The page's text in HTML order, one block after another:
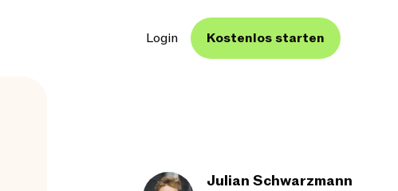
Login Kostenlos starten
Julian Schwarzmann